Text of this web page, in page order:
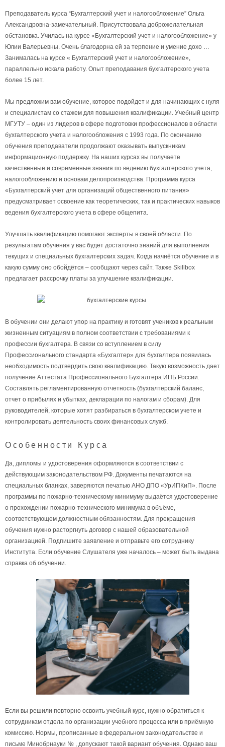
Преподаватель курса “Бухгалтерский учет и налогообложение” Ольга
Александровна-замечательный. Присутствовала доброжелательная
обстановка. Училась на курсе «Бухгалтерский учет и налогообложение» у
Юлии Валерьевны. Очень благодорна ей за терпение и умение дохо …
Занималась на курсе « Бухгалтерский учет и налогообложение»,
параллельно искала работу. Опыт преподавания бухгалтерского учета
более 15 лет.
Мы предложим вам обучение, которое подойдет и для начинающих с нуля
и специалистам со стажем для повышения квалификации. Учебный центр
МГУТУ – один из лидеров в сфере подготовки профессионалов в области
бухгалтерского учета и налогообложения с 1993 года. По окончанию
обучения преподаватели продолжают оказывать выпускникам
информационную поддержку. На наших курсах вы получаете
качественные и современные знания по ведению бухгалтерского учета,
налогообложению и основам делопроизводства. Программа курса
«Бухгалтерский учет для организаций общественного питания»
предусматривает освоение как теоретических, так и практических навыков
ведения бухгалтерского учета в сфере общепита.
Улучшать квалификацию помогают эксперты в своей области. По
результатам обучения у вас будет достаточно знаний для выполнения
текущих и специальных бухгалтерских задач. Когда начнётся обучение и в
какую сумму оно обойдётся – сообщают через сайт. Также Skillbox
предлагает рассрочку платы за улучшение квалификации.
В обучении они делают упор на практику и готовят учеников к реальным
жизненным ситуациям в полном соответствии с требованиями к
профессии бухгалтера. В связи со вступлением в силу
Профессионального стандарта «Бухгалтер» для бухгалтера появилась
необходимость подтвердить свою квалификацию. Такую возможность дает
получение Аттестата Профессионального Бухгалтера ИПБ России.
Составлять регламентированную отчетность (бухгалтерский баланс,
отчет о прибылях и убытках, декларации по налогам и сборам). Для
руководителей, которые хотят разбираться в бухгалтерском учете и
контролировать деятельность своих финансовых служб.
Особенности Курса
Да, дипломы и удостоверения оформляются в соответствии с
действующим законодательством РФ. Документы печатаются на
специальных бланках, заверяются печатью АНО ДПО «УрИПКиП». После
программы по пожарно-техническому минимуму выдаётся удостоверение
о прохождении пожарно-технического минимума в объёме,
соответствующем должностным обязанностям. Для прекращения
обучения нужно расторгнуть договор с нашей образовательной
организацией. Подпишите заявление и отправьте его сотруднику
Института. Если обучение Слушателя уже началось – может быть выдана
справка об обучении.
Если вы решили повторно освоить учебный курс, нужно обратиться к
сотрудникам отдела по организации учебного процесса или в приёмную
комиссию. Нормы, прописанные в федеральном законодательстве и
письме Минобрнауки № , допускают такой вариант обучения. Однако ваш